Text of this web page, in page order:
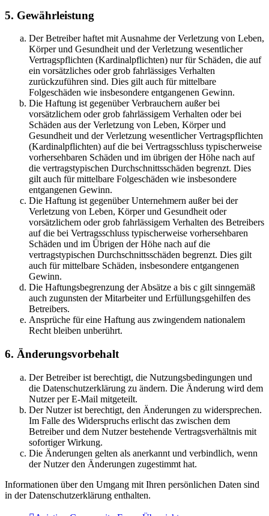
5. Gewährleistung
Der Betreiber haftet mit Ausnahme der Verletzung von Leben,
Körper und Gesundheit und der Verletzung wesentlicher
Vertragspflichten (Kardinalpflichten) nur für Schäden, die auf
ein vorsätzliches oder grob fahrlässiges Verhalten
zurückzuführen sind. Dies gilt auch für mittelbare
Folgeschäden wie insbesondere entgangenen Gewinn.
Die Haftung ist gegenüber Verbrauchern außer bei
vorsätzlichem oder grob fahrlässigem Verhalten oder bei
Schäden aus der Verletzung von Leben, Körper und
Gesundheit und der Verletzung wesentlicher Vertragspflichten
(Kardinalpflichten) auf die bei Vertragsschluss typischerweise
vorhersehbaren Schäden und im übrigen der Höhe nach auf
die vertragstypischen Durchschnittsschäden begrenzt. Dies
gilt auch für mittelbare Folgeschäden wie insbesondere
entgangenen Gewinn.
Die Haftung ist gegenüber Unternehmern außer bei der
Verletzung von Leben, Körper und Gesundheit oder
vorsätzlichem oder grob fahrlässigem Verhalten des Betreibers
auf die bei Vertragsschluss typischerweise vorhersehbaren
Schäden und im Übrigen der Höhe nach auf die
vertragstypischen Durchschnittsschäden begrenzt. Dies gilt
auch für mittelbare Schäden, insbesondere entgangenen
Gewinn.
Die Haftungsbegrenzung der Absätze a bis c gilt sinngemäß
auch zugunsten der Mitarbeiter und Erfüllungsgehilfen des
Betreibers.
Ansprüche für eine Haftung aus zwingendem nationalem
Recht bleiben unberührt.
6. Änderungsvorbehalt
Der Betreiber ist berechtigt, die Nutzungsbedingungen und
die Datenschutzerklärung zu ändern. Die Änderung wird dem
Nutzer per E-Mail mitgeteilt.
Der Nutzer ist berechtigt, den Änderungen zu widersprechen.
Im Falle des Widerspruchs erlischt das zwischen dem
Betreiber und dem Nutzer bestehende Vertragsverhältnis mit
sofortiger Wirkung.
Die Änderungen gelten als anerkannt und verbindlich, wenn
der Nutzer den Änderungen zugestimmt hat.
Informationen über den Umgang mit Ihren persönlichen Daten sind
in der Datenschutzerklärung enthalten.